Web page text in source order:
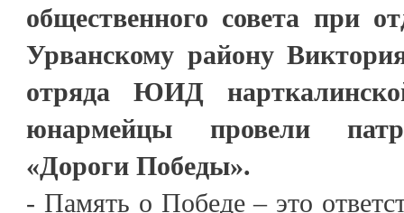
общественного совета при
Урванскому району
отряда ЮИД
юнармейцы провели
«Дороги Победы».
- Память о Победе – это